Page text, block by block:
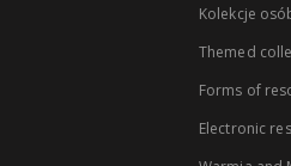
Kolekcje
Themed
Forms of
Electronic